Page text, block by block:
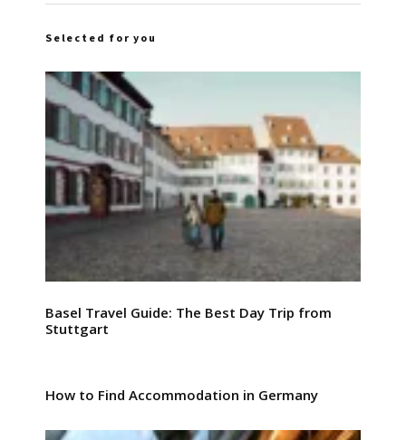
Selected for you
Basel Travel Guide: The Best Day Trip from
Stuttgart
How to Find Accommodation in Germany